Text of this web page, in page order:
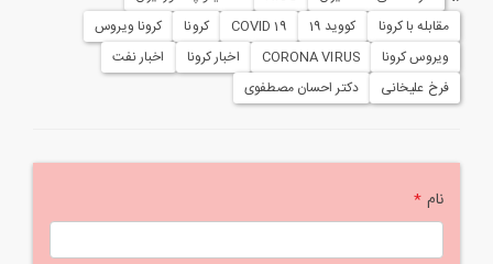
مقابله با کرونا
کووید 19 COVID 19 کرونا
کرونا ویروس
ویروس کرونا
CORONA VIRUS اخبار کرونا
اخبار نفت
فرخ علیخانی
دکتر احسان مصطفوی
نام*